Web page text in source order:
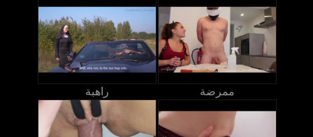
راهبة ممرضة